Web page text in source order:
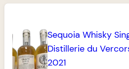
Sequoia Whisky
Distillerie du
2021